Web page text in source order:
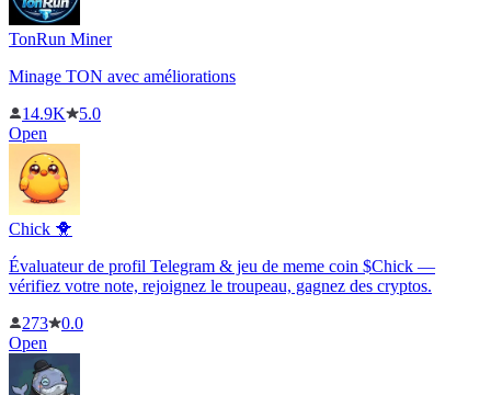
TonRun Miner
Minage TON avec améliorations
14.9K
5.0
Open
Chick 🐥
Évaluateur de profil Telegram & jeu de meme coin $Chick —
vérifiez votre note, rejoignez le troupeau, gagnez des cryptos.
273
0.0
Open